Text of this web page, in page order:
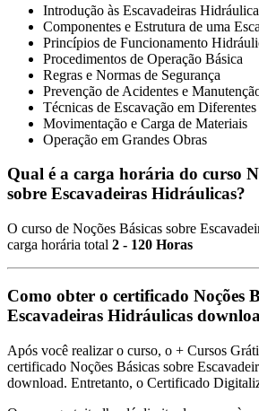
Introdução às Escavadeiras
Componentes e Estrutura de uma
Princípios de Funcionamento
Procedimentos de Operação Básica
Regras e Normas de Segurança
Prevenção de Acidentes e
Técnicas de Escavação em
Movimentação e Carga de Materiais
Operação em Grandes Obras
Qual é a carga horária do curso
sobre Escavadeiras Hidráulicas?
O curso de Noções Básicas sobre
carga horária total 2 - 120 Horas
Como obter o certificado Noções
Escavadeiras Hidráulicas
Após você realizar o curso, o + Cursos
certificado Noções Básicas sobre
download. Entretanto, o Certificado